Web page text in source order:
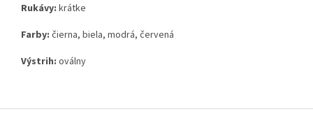
Rukávy: krátke
Farby: čierna, biela, modrá, červená
Výstrih: oválny